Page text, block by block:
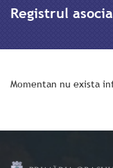
Registrul
Momentan nu exista